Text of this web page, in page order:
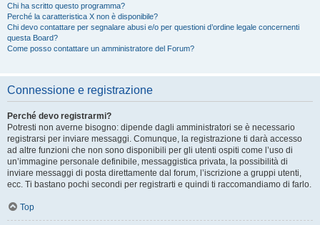
Chi ha scritto questo programma?
Perché la caratteristica X non è disponibile?
Chi devo contattare per segnalare abusi e/o per questioni d’ordine legale concernenti
questa Board?
Come posso contattare un amministratore del Forum?
Connessione e registrazione
Perché devo registrarmi?
Potresti non averne bisogno: dipende dagli amministratori se è necessario
registrarsi per inviare messaggi. Comunque, la registrazione ti darà accesso
ad altre funzioni che non sono disponibili per gli utenti ospiti come l’uso di
un’immagine personale definibile, messaggistica privata, la possibilità di
inviare messaggi di posta direttamente dal forum, l’iscrizione a gruppi utenti,
ecc. Ti bastano pochi secondi per registrarti e quindi ti raccomandiamo di farlo.
Top